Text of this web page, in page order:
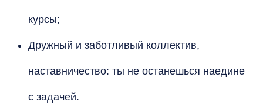
курсы;
Дружный и заботливый коллектив,
наставничество: ты не останешься наедине
с задачей.